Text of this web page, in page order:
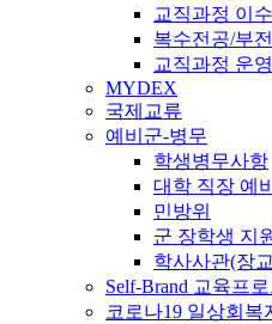
교직과정 이
복수전공/부
교직과정 운
MYDEX
국제교류
예비군-병무
학생병무사항
대학 직장 예
민방위
군 장학생 지
학사사관(장
Self-Brand 교육프
코로나19 일상회복